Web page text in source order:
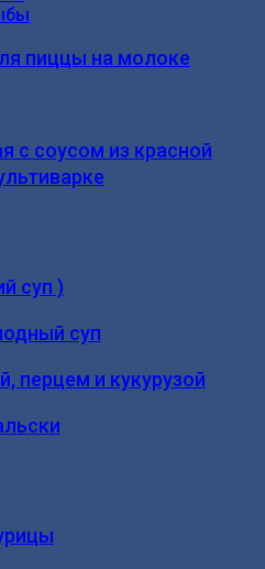
пиццы на молоке
с соусом из красной
суп )
суп
перцем и кукурузой